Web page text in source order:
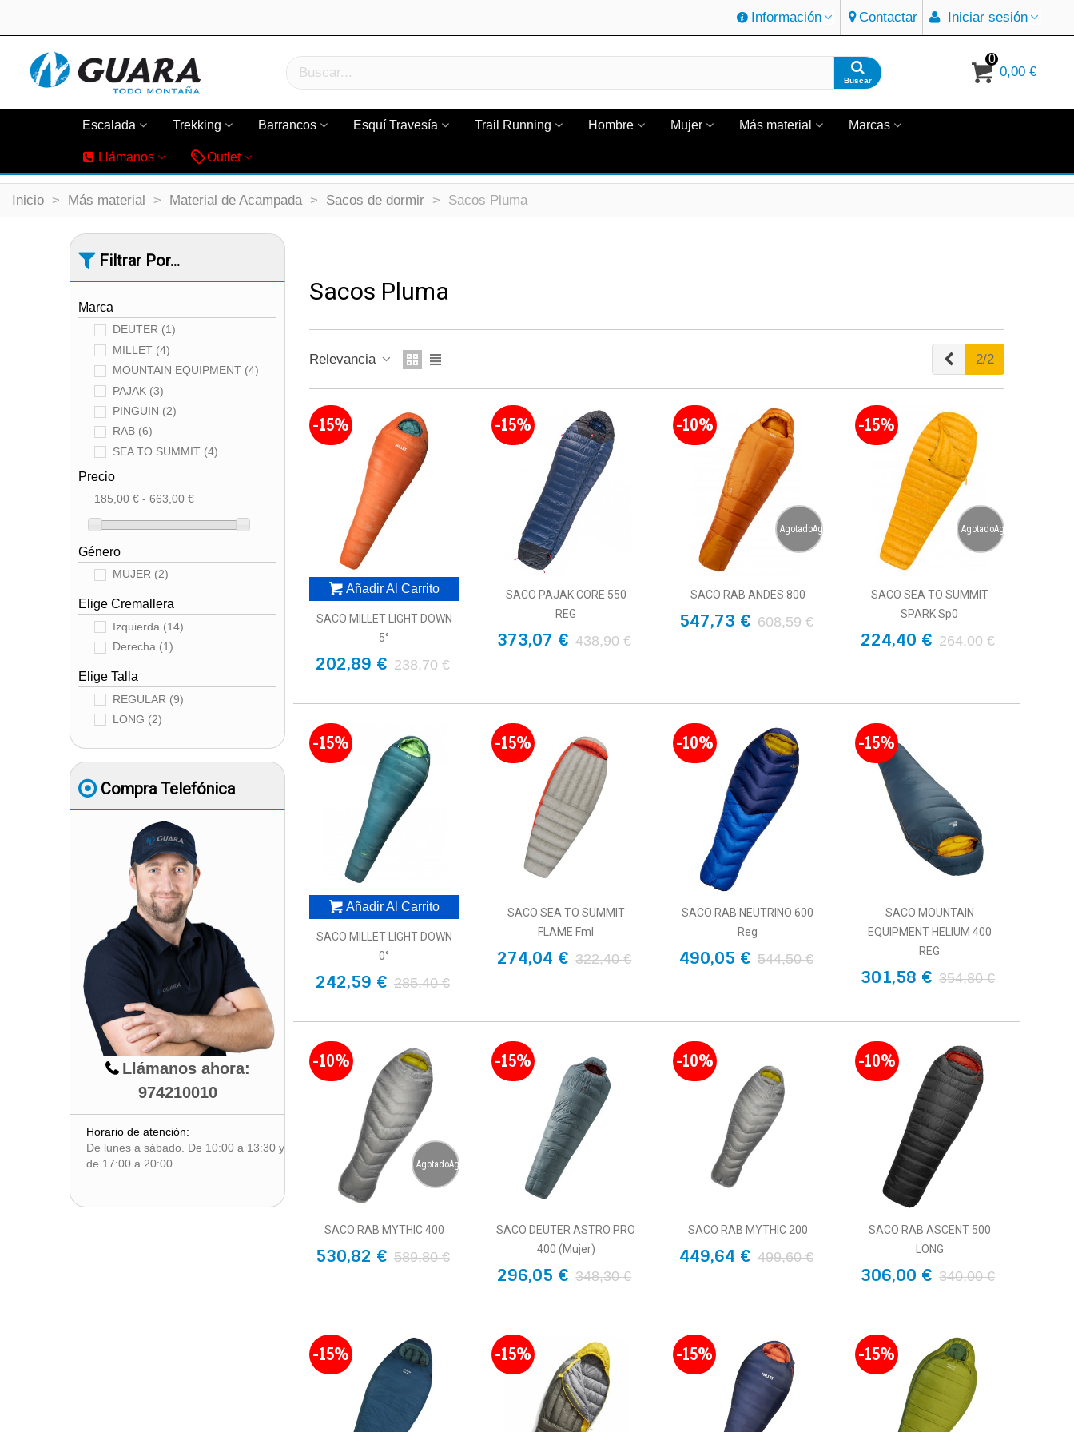
Información Contactar Iniciar sesión
Buscar
0
0,00 €
Escalada Trekking Barrancos Esquí Travesía Trail Running Hombre Mujer Más material Marcas
Llámanos Outlet
Inicio > Más material > Material de Acampada > Sacos de dormir > Sacos Pluma
Filtrar Por...
Marca
DEUTER (1)
MILLET (4)
MOUNTAIN EQUIPMENT (4)
PAJAK (3)
PINGUIN (2)
RAB (6)
SEA TO SUMMIT (4)
Precio
185,00 € - 663,00 €
Género
MUJER (2)
Elige Cremallera
Izquierda (14)
Derecha (1)
Elige Talla
REGULAR (9)
LONG (2)
Compra Telefónica
Llámanos ahora:
974210010
Horario de atención:
De lunes a sábado. De 10:00 a 13:30 y
de 17:00 a 20:00
Sacos Pluma
Relevancia Anterior
2/2
-15%
Añadir Al Carrito
SACO MILLET LIGHT DOWN
5°
202,89 € 238,70 €
-15%
SACO PAJAK CORE 550
REG
373,07 € 438,90 €
AgotadoAgotado
-10%
SACO RAB ANDES 800
547,73 € 608,59 €
AgotadoAgotado
-15%
SACO SEA TO SUMMIT
SPARK Sp0
224,40 € 264,00 €
-15%
Añadir Al Carrito
SACO MILLET LIGHT DOWN
0°
242,59 € 285,40 €
-15%
SACO SEA TO SUMMIT
FLAME FmI
274,04 € 322,40 €
-10%
SACO RAB NEUTRINO 600
Reg
490,05 € 544,50 €
-15%
SACO MOUNTAIN
EQUIPMENT HELIUM 400
REG
301,58 € 354,80 €
AgotadoAgotado
-10%
SACO RAB MYTHIC 400
530,82 € 589,80 €
-15%
SACO DEUTER ASTRO PRO
400 (Mujer)
296,05 € 348,30 €
-10%
SACO RAB MYTHIC 200
449,64 € 499,60 €
-10%
SACO RAB ASCENT 500
LONG
306,00 € 340,00 €
-15% -15% -15% -15%